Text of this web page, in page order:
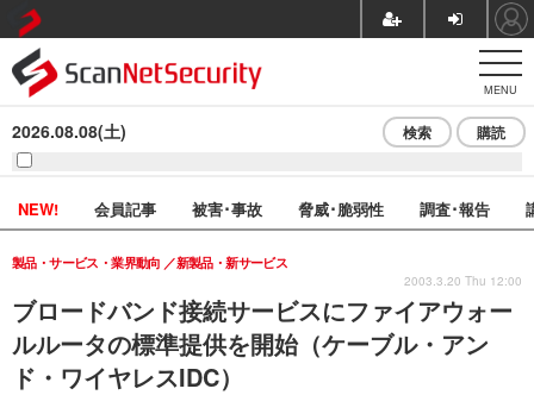
MENU
2026.08.08(土) 検索 購読
NEW! 会員記事 被害･事故 脅威･脆弱性 調査･報告
ブロードバンド接続サービスにファイアウォー
ルルータの標準提供を開始（ケーブル・アン
ド・ワイヤレスIDC）
製品・サービス・業界動向 新製品・新サービス
2003.3.20 Thu 12:00